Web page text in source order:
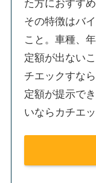
た方におすす
その特徴はバ
こと。車種、
定額が出ない
チエックすな
定額が提示で
いならカチエ